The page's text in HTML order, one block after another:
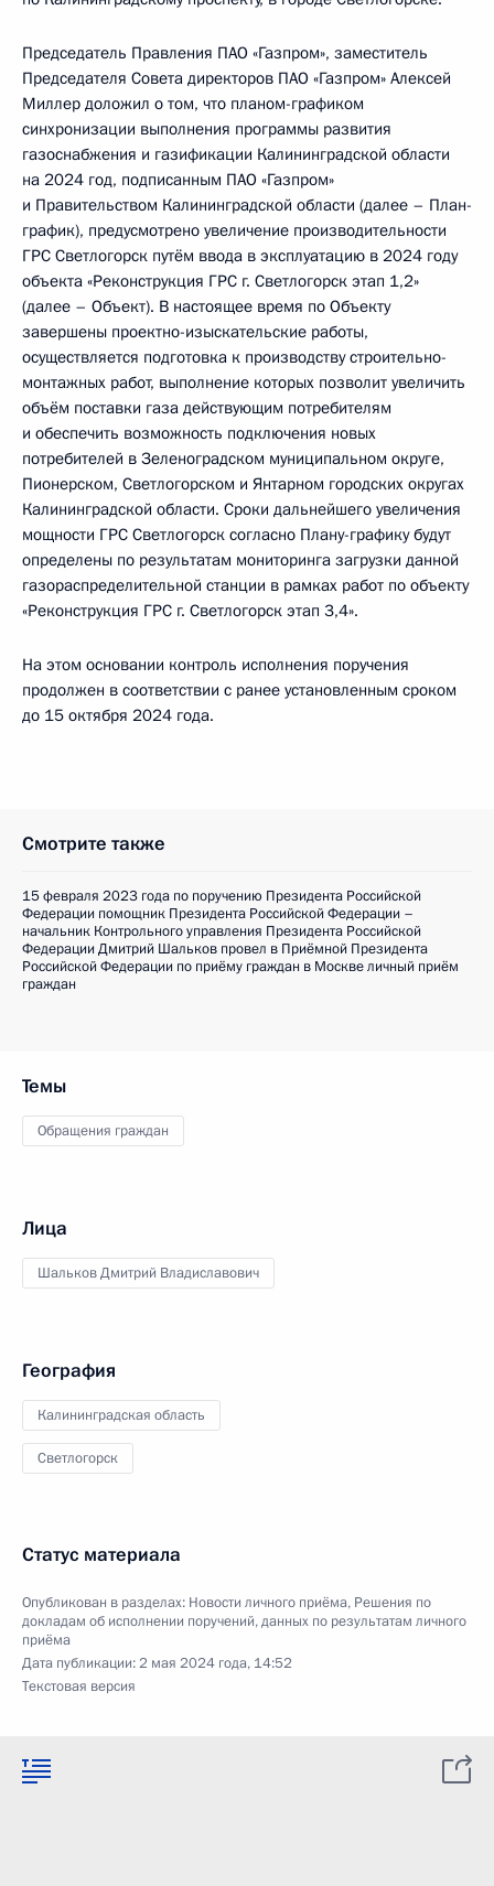
Председатель Правления ПАО «Газпром», заместитель
Председателя Совета директоров ПАО «Газпром» Алексей
Миллер доложил о том, что планом-графиком
синхронизации выполнения программы развития
газоснабжения и газификации Калининградской области
на 2024 год, подписанным ПАО «Газпром»
и Правительством Калининградской области (далее – План-
график), предусмотрено увеличение производительности
ГРС Светлогорск путём ввода в эксплуатацию в 2024 году
объекта «Реконструкция ГРС г. Светлогорск этап 1,2»
(далее – Объект). В настоящее время по Объекту
завершены проектно-изыскательские работы,
осуществляется подготовка к производству строительно-
монтажных работ, выполнение которых позволит увеличить
объём поставки газа действующим потребителям
и обеспечить возможность подключения новых
потребителей в Зеленоградском муниципальном округе,
Пионерском, Светлогорском и Янтарном городских округах
Калининградской области. Сроки дальнейшего увеличения
мощности ГРС Светлогорск согласно Плану-графику будут
определены по результатам мониторинга загрузки данной
газораспределительной станции в рамках работ по объекту
«Реконструкция ГРС г. Светлогорск этап 3,4».
На этом основании контроль исполнения поручения
продолжен в соответствии с ранее установленным сроком
до 15 октября 2024 года.
Смотрите также
15 февраля 2023 года по поручению Президента Российской
Федерации помощник Президента Российской Федерации –
начальник Контрольного управления Президента Российской
Федерации Дмитрий Шальков провел в Приёмной Президента
Российской Федерации по приёму граждан в Москве личный приём
граждан
Темы
Обращения граждан
Лица
Шальков Дмитрий Владиславович
География
Калининградская область
Светлогорск
Статус материала
Опубликован в разделах: Новости личного приёма, Решения по
докладам об исполнении поручений, данных по результатам личного
приёма
Дата публикации:2 мая 2024 года, 14:52
Текстовая версия